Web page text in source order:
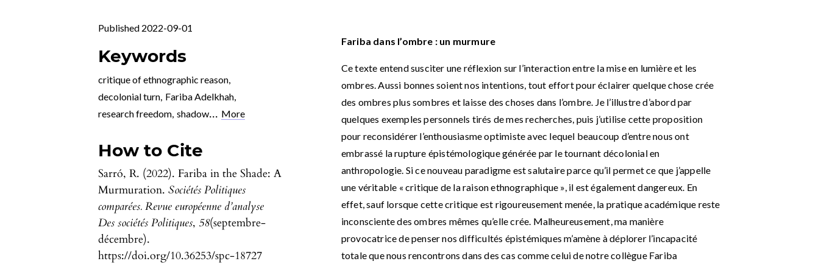
Published 2022-09-01
Keywords
critique of ethnographic reason,
decolonial turn, Fariba Adelkhah,
research freedom, shadow... More
How to Cite
Sarró, R. (2022). Fariba in the Shade: A
Murmuration.Sociétés Politiques
comparées. Revue européenne d’analyse
Des sociétés Politiques, 58(septembre-
décembre).
https://doi.org/10.36253/spc-18727
Fariba dans l’ombre : un murmure
Ce texte entend susciter une réflexion sur l’interaction entre la mise en lumière et les
ombres. Aussi bonnes soient nos intentions, tout effort pour éclairer quelque chose crée
des ombres plus sombres et laisse des choses dans l’ombre. Je l’illustre d’abord par
quelques exemples personnels tirés de mes recherches, puis j’utilise cette proposition
pour reconsidérer l’enthousiasme optimiste avec lequel beaucoup d’entre nous ont
embrassé la rupture épistémologique générée par le tournant décolonial en
anthropologie. Si ce nouveau paradigme est salutaire parce qu’il permet ce que j’appelle
une véritable « critique de la raison ethnographique », il est également dangereux. En
effet, sauf lorsque cette critique est rigoureusement menée, la pratique académique reste
inconsciente des ombres mêmes qu’elle crée. Malheureusement, ma manière
provocatrice de penser nos difficultés épistémiques m’amène à déplorer l’incapacité
totale que nous rencontrons dans des cas comme celui de notre collègue Fariba